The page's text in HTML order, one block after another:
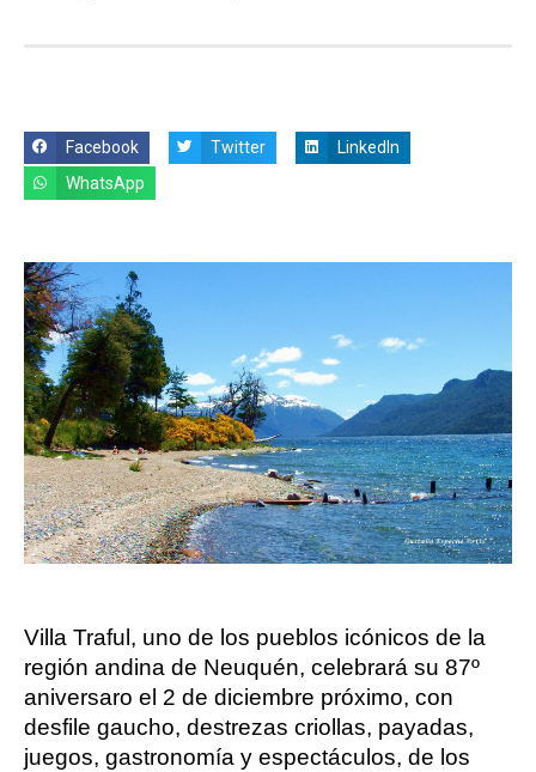
Facebook Twitter
LinkedIn
WhatsApp
Villa Traful, uno de los pueblos icónicos de la
región andina de Neuquén, celebrará su 87º
aniversaro el 2 de diciembre próximo, con
desfile gaucho, destrezas criollas, payadas,
juegos, gastronomía y espectáculos, de los